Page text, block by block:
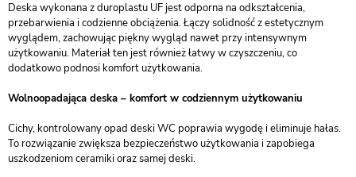
Deska wykonana z duroplastu UF jest odporna na odkształcenia,
przebarwienia i codzienne obciążenia. Łączy solidność z estetycznym
wyglądem, zachowując piękny wygląd nawet przy intensywnym
użytkowaniu. Materiał ten jest również łatwy w czyszczeniu, co
dodatkowo podnosi komfort użytkowania.
Wolnoopadająca deska – komfort w codziennym użytkowaniu
Cichy, kontrolowany opad deski WC poprawia wygodę i eliminuje hałas.
To rozwiązanie zwiększa bezpieczeństwo użytkowania i zapobiega
uszkodzeniom ceramiki oraz samej deski.